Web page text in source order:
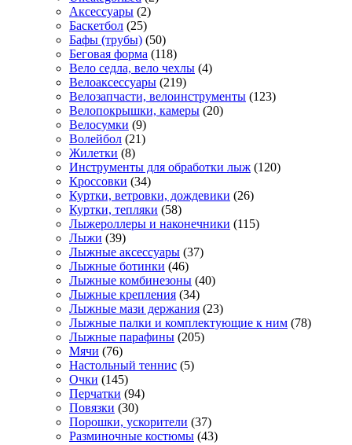
Аксессуары (2)
Баскетбол (25)
Бафы (трубы) (50)
Беговая форма (118)
Вело седла, вело чехлы (4)
Велоаксессуары (219)
Велозапчасти, велоинструменты (123)
Велопокрышки, камеры (20)
Велосумки (9)
Волейбол (21)
Жилетки (8)
Инструменты для обработки лыж (120)
Кроссовки (34)
Куртки, ветровки, дождевики (26)
Куртки, тепляки (58)
Лыжероллеры и наконечники (115)
Лыжи (39)
Лыжные аксессуары (37)
Лыжные ботинки (46)
Лыжные комбинезоны (40)
Лыжные крепления (34)
Лыжные мази держания (23)
Лыжные палки и комплектующие к ним (78)
Лыжные парафины (205)
Мячи (76)
Настольный теннис (5)
Очки (145)
Перчатки (94)
Повязки (30)
Порошки, ускорители (37)
Разминочные костюмы (43)